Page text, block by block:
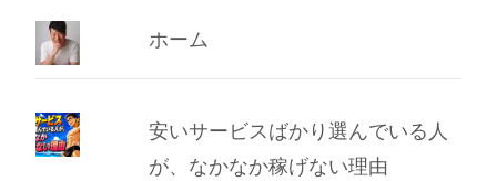
ホーム
安いサービスばかり選んでいる人
が、なかなか稼げない理由